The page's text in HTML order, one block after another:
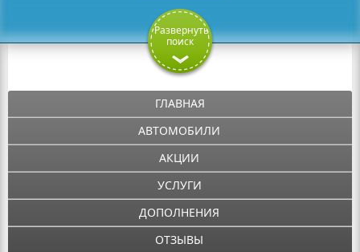
Развернуть
поиск
ГЛАВНАЯ
АВТОМОБИЛИ
АКЦИИ
УСЛУГИ
ДОПОЛНЕНИЯ
ОТЗЫВЫ